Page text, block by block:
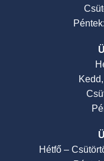
Hétfő –